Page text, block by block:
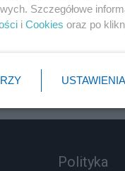
Polityka
Szczegółowe
i Cookies oraz po
USTAWIENIA